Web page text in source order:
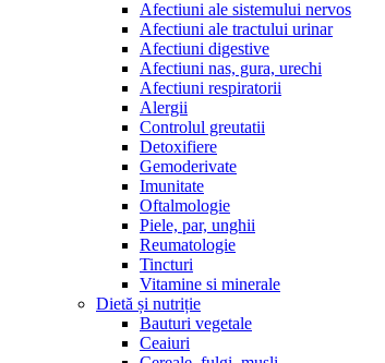
Afectiuni ale sistemului nervos
Afectiuni ale tractului urinar
Afectiuni digestive
Afectiuni nas, gura, urechi
Afectiuni respiratorii
Alergii
Controlul greutatii
Detoxifiere
Gemoderivate
Imunitate
Oftalmologie
Piele, par, unghii
Reumatologie
Tincturi
Vitamine si minerale
Dietă și nutriție
Bauturi vegetale
Ceaiuri